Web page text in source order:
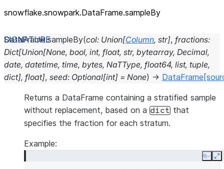
snowflake.snowpark.DataFrame.sampleBy
DataFrame.sampleBy(col: Union[Column, str], fractions:
Dict[Union[None, bool, int, float, str, bytearray, Decimal,
date, datetime, time, bytes, NaTType, float64, list, tuple,
dict], float], seed: Optional[int] = None) → DataFrame
Returns a DataFrame containing a stratified sample
without replacement, based on a dict that
specifies the fraction for each stratum.
Example:
Copy